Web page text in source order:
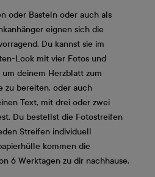
oder Basteln oder auch als
eignen sich die
Du kannst sie im
Look mit vier Fotos und
deinem Herzblatt zum
zu bereiten, oder auch
Text, mit drei oder zwei
Du bestellst die Fotostreifen
Streifen individuell
kommen die
6 Werktagen zu dir nachhause.